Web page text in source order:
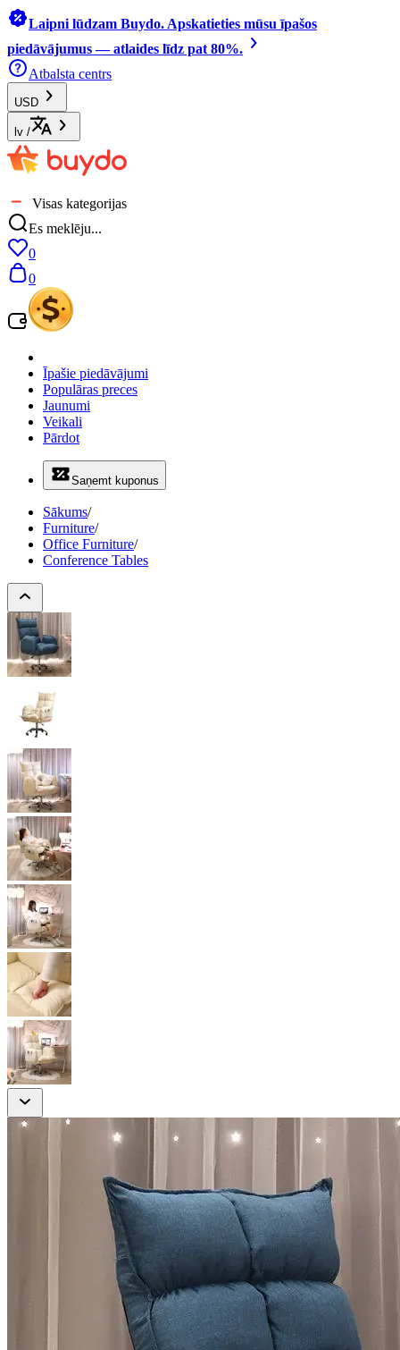
Laipni lūdzam Buydo. Apskatieties mūsu īpašos
piedāvājumus — atlaides līdz pat 80%.
Atbalsta centrs
USD
lv /
Visas kategorijas
Es meklēju...
0
0
Īpašie piedāvājumi
Populāras preces
Jaunumi
Veikali
Pārdot
Saņemt kuponus
Sākums/
Furniture/
Office Furniture/
Conference Tables